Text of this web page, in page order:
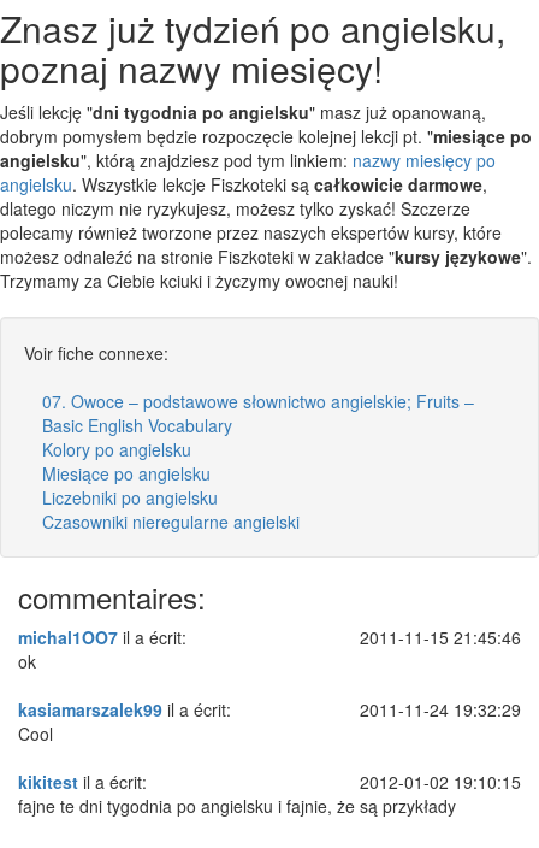
Znasz już tydzień po angielsku,
poznaj nazwy miesięcy!
Jeśli lekcję "dni tygodnia po angielsku" masz już opanowaną,
dobrym pomysłem będzie rozpoczęcie kolejnej lekcji pt. "miesiące po
angielsku", którą znajdziesz pod tym linkiem: nazwy miesięcy po
angielsku. Wszystkie lekcje Fiszkoteki są całkowicie darmowe,
dlatego niczym nie ryzykujesz, możesz tylko zyskać! Szczerze
polecamy również tworzone przez naszych ekspertów kursy, które
możesz odnaleźć na stronie Fiszkoteki w zakładce "kursy językowe".
Trzymamy za Ciebie kciuki i życzymy owocnej nauki!
Voir fiche connexe:
07. Owoce – podstawowe słownictwo angielskie; Fruits –
Basic English Vocabulary
Kolory po angielsku
Miesiące po angielsku
Liczebniki po angielsku
Czasowniki nieregularne angielski
commentaires:
michal1OO7 il a écrit:
2011-11-15 21:45:46
ok
kasiamarszalek99 il a écrit:
2011-11-24 19:32:29
Cool
kikitest il a écrit:
2012-01-02 19:10:15
fajne te dni tygodnia po angielsku i fajnie, że są przykłady